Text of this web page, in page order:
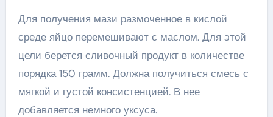
Для получения мази размоченное в кислой
среде яйцо перемешивают с маслом. Для этой
цели берется сливочный продукт в количестве
порядка 150 грамм. Должна получиться смесь с
мягкой и густой консистенцией. В нее
добавляется немного уксуса.